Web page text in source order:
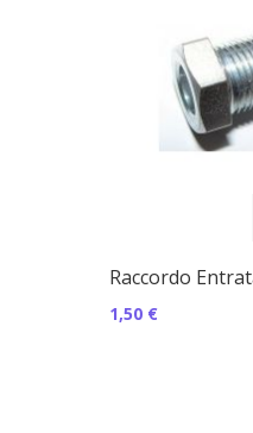
Raccordo
1,50 €